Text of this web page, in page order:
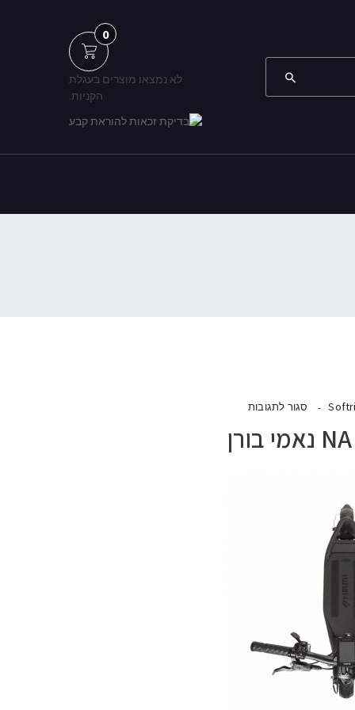
0
לא נמצאו מוצרים בעגלת
הקניות.
סגור לתגובות